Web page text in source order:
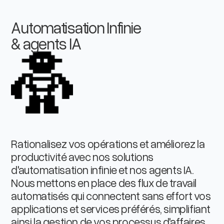
Automatisation Infinie
& agents IA
Rationalisez vos opérations et améliorez la
productivité avec nos solutions
d'automatisation infinie et nos agents IA.
Nous mettons en place des flux de travail
automatisés qui connectent sans effort vos
applications et services préférés, simplifiant